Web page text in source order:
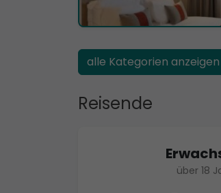
alle Kategorien anzeigen
Reisende
über 18